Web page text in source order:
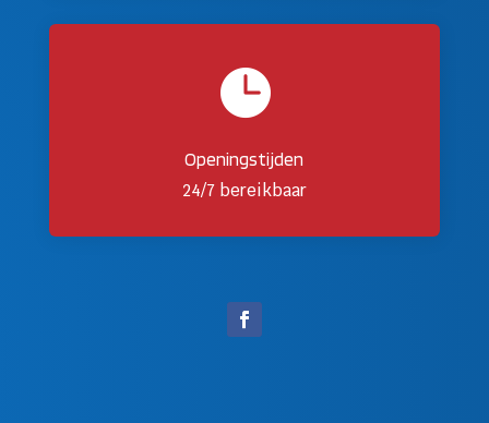

Openingstijden
24/7 bereikbaar